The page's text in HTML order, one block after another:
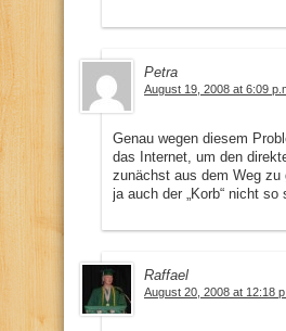
Petra
August 19, 2008 at 6:09
Genau wegen diesem
das Internet, um den
zunächst aus dem Weg zu
ja auch der „Korb“ nicht so
Raffael
August 20, 2008 at 12:18